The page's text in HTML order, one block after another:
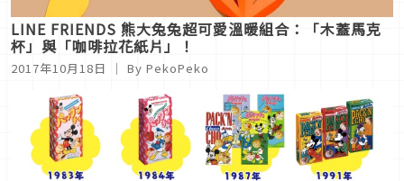
LINE FRIENDS 熊大兔兔超可愛溫暖組合：「木蓋馬克
杯」與「咖啡拉花紙片」！
2017年10月18日 ｜ By PekoPeko